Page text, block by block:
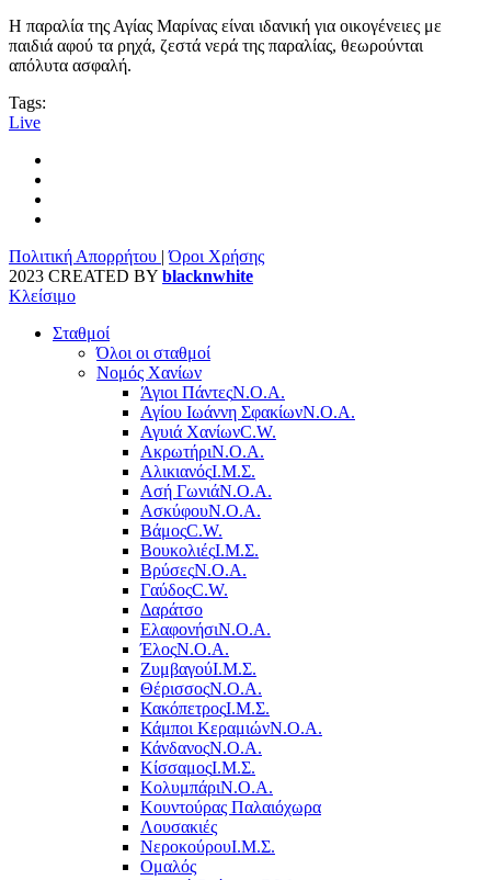
Η παραλία της Αγίας Μαρίνας είναι ιδανική για οικογένειες με
παιδιά αφού τα ρηχά, ζεστά νερά της παραλίας, θεωρούνται
απόλυτα ασφαλή.
Tags:
Live
Πολιτική Απορρήτου |Όροι Χρήσης
2023 CREATED BY blacknwhite
Κλείσιμο
Σταθμοί
Όλοι οι σταθμοί
Νομός Χανίων
Άγιοι ΠάντεςΝ.Ο.Α.
Αγίου Ιωάννη ΣφακίωνΝ.Ο.Α.
Αγυιά ΧανίωνC.W.
ΑκρωτήριΝ.Ο.Α.
ΑλικιανόςΙ.Μ.Σ.
Ασή ΓωνιάΝ.Ο.Α.
ΑσκύφουΝ.Ο.Α.
ΒάμοςC.W.
ΒουκολιέςΙ.Μ.Σ.
ΒρύσεςΝ.Ο.Α.
ΓαύδοςC.W.
Δαράτσο
ΕλαφονήσιΝ.Ο.Α.
ΈλοςΝ.Ο.Α.
ΖυμβαγούΙ.Μ.Σ.
ΘέρισσοςΝ.Ο.Α.
ΚακόπετροςΙ.Μ.Σ.
Κάμποι ΚεραμιώνΝ.Ο.Α.
ΚάνδανοςΝ.Ο.Α.
ΚίσσαμοςΙ.Μ.Σ.
ΚολυμπάριΝ.Ο.Α.
Κουντούρας Παλαιόχωρα
Λουσακιές
ΝεροκούρουΙ.Μ.Σ.
Ομαλός